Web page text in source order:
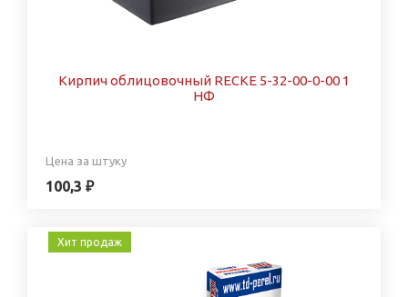
Кирпич облицовочный RECKE 5-32-00-0-00 1
НФ
Цена за штуку
100,3 ₽
Хит продаж